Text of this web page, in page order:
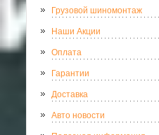
Грузовой шиномонтаж
Наши Акции
Оплата
Гарантии
Доставка
Авто новости